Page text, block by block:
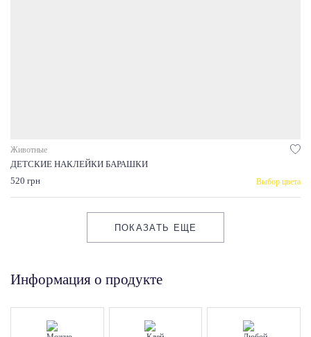
Животные
ДЕТСКИЕ НАКЛЕЙКИ БАРАШКИ
520 грн
Выбор цвета
ПОКАЗАТЬ ЕЩЕ
Информация о продукте